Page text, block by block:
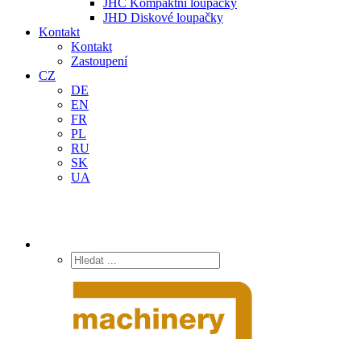
JHD Diskové loupačky
Kontakt
Kontakt
Zastoupení
CZ
DE
EN
FR
PL
RU
SK
UA